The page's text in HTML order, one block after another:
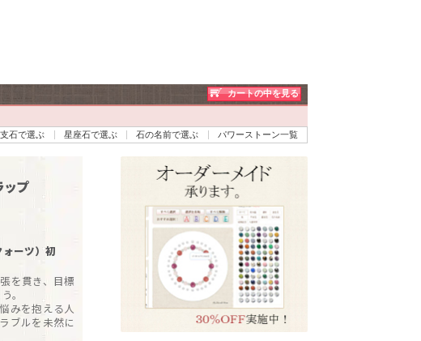
カートの中を見る
石で選ぶ 星座石で選ぶ 石の名前で選ぶ パワーストーン一覧
ップ
ーツ）初
を貫き、目標
。
みを抱える人
ブルを未然に